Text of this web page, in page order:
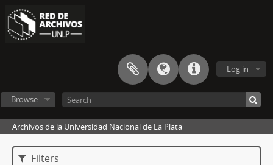
Log in
Browse
Archivos de la Universidad Nacional de La Plata
Filters